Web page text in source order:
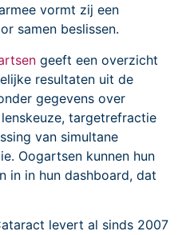
vormt zij een
samen beslissen.
geeft een overzicht
resultaten uit de
gegevens over
targetrefractie
van simultane
Oogartsen kunnen hun
in in hun dashboard, dat
levert al sinds 2007